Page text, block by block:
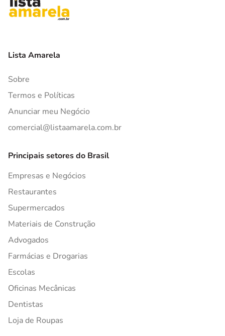
Lista Amarela
Sobre
Termos e Políticas
Anunciar meu Negócio
comercial@listaamarela.com.br
Principais setores do Brasil
Empresas e Negócios
Restaurantes
Supermercados
Materiais de Construção
Advogados
Farmácias e Drogarias
Escolas
Oficinas Mecânicas
Dentistas
Loja de Roupas